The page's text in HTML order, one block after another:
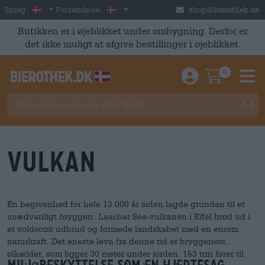
Skip to main content
Sprog: Danish
Forsendelse: Danmark shop@bierothek.de
Butikken er i øjeblikket under ombygning. Derfor er
det ikke muligt at afgive bestillinger i øjeblikket.
Einloggen /
0
Vulkan
En begivenhed for hele 13.000 år siden lagde grunden til et
usædvanligt bryggeri: Laacher See-vulkanen i Eifel brød ud i
et voldsomt udbrud og formede landskabet med en enorm
naturkraft. Det eneste levn fra denne tid er bryggeriets
ølkælder, som ligger 30 meter under jorden. 153 trin fører til